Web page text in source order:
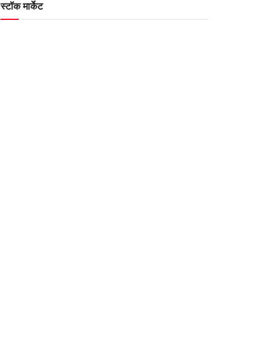
स्टॉक मार्केट